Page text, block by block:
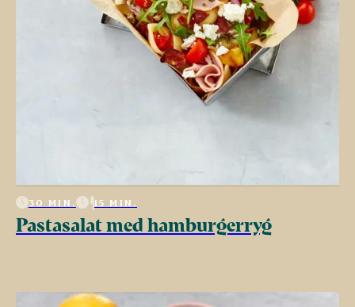
30 MIN. 15 MIN.
Pastasalat med hamburgerryg